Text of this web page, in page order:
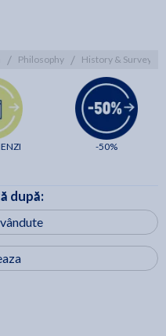
/ Philosophy / History & Surveys
-50%
după: